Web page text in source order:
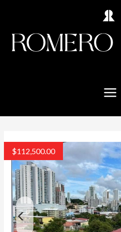
$112,500.00